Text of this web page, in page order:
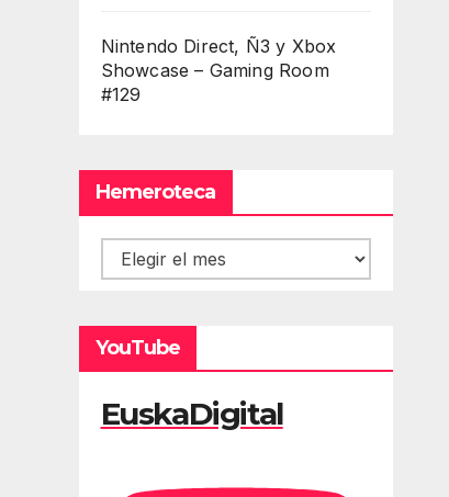
Nintendo Direct, Ñ3 y Xbox
Showcase – Gaming Room
#129
Hemeroteca
Hemeroteca
YouTube
EuskaDigital